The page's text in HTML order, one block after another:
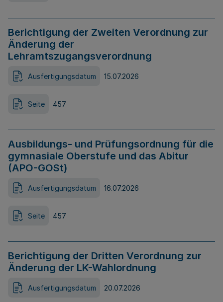
Berichtigung der Zweiten Verordnung zur
Änderung der
Lehramtszugangsverordnung
Ausfertigungsdatum 15.07.2026
Seite 457
Ausbildungs- und Prüfungsordnung für die
gymnasiale Oberstufe und das Abitur
(APO-GOSt)
Ausfertigungsdatum 16.07.2026
Seite 457
Berichtigung der Dritten Verordnung zur
Änderung der LK-Wahlordnung
Ausfertigungsdatum 20.07.2026